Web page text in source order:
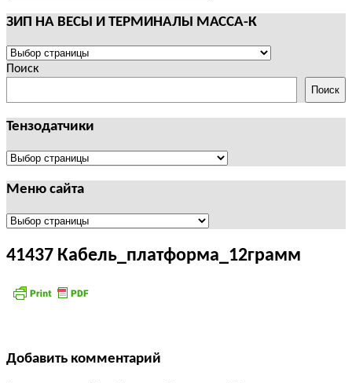
ЗИП НА ВЕСЫ И ТЕРМИНАЛЫ МАССА-К
ЗИП
НА
И
ТЕРМИНАЛЫ
МАССА-
Поиск
Поиск
Тензодатчики
Тензодатчики
Меню сайта
Меню
41437 Кабель_платформа_12грамм
Добавить комментарий